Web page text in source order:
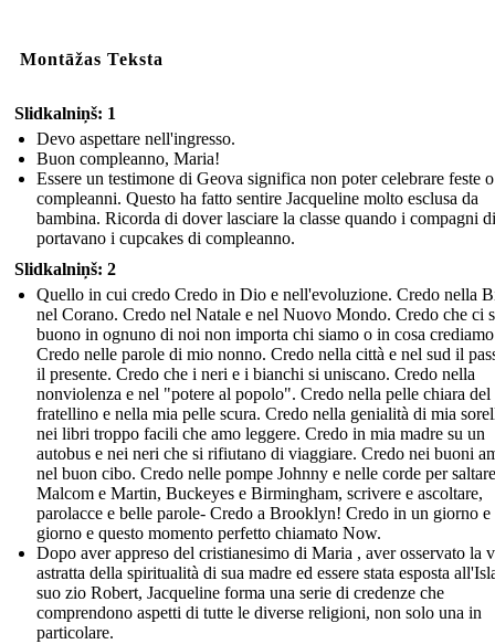
Montāžas Teksta
Slidkalniņš: 1
Devo aspettare nell'ingresso.
Buon compleanno, Maria!
Essere un testimone di Geova significa non poter celebrare feste o
compleanni. Questo ha fatto sentire Jacqueline molto esclusa da
bambina. Ricorda di dover lasciare la classe quando i compagni
portavano i cupcakes di compleanno.
Slidkalniņš: 2
Quello in cui credo Credo in Dio e nell'evoluzione. Credo nella
nel Corano. Credo nel Natale e nel Nuovo Mondo. Credo che ci
buono in ognuno di noi non importa chi siamo o in cosa
Credo nelle parole di mio nonno. Credo nella città e nel sud il
il presente. Credo che i neri e i bianchi si uniscano. Credo nella
nonviolenza e nel "potere al popolo". Credo nella pelle chiara del
fratellino e nella mia pelle scura. Credo nella genialità di mia
nei libri troppo facili che amo leggere. Credo in mia madre su un
autobus e nei neri che si rifiutano di viaggiare. Credo nei buoni
nel buon cibo. Credo nelle pompe Johnny e nelle corde per
Malcom e Martin, Buckeyes e Birmingham, scrivere e ascoltare,
parolacce e belle parole- Credo a Brooklyn! Credo in un giorno e
giorno e questo momento perfetto chiamato Now.
Dopo aver appreso del cristianesimo di Maria , aver osservato la
astratta della spiritualità di sua madre ed essere stata esposta
suo zio Robert, Jacqueline forma una serie di credenze che
comprendono aspetti di tutte le diverse religioni, non solo una in
particolare.